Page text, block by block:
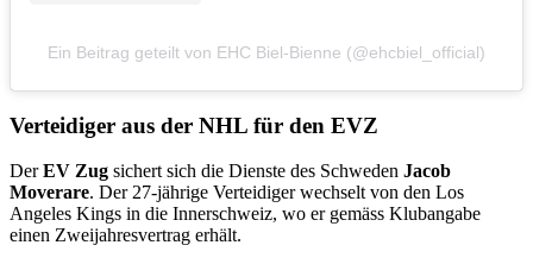
Ein Beitrag geteilt von EHC Biel-Bienne (@ehcbiel_official)
Verteidiger aus der NHL für den EVZ
DerEV Zug sichert sich die Dienste des Schweden Jacob
Moverare. Der 27-jährige Verteidiger wechselt von den Los
Angeles Kings in die Innerschweiz, wo er gemäss Klubangabe
einen Zweijahresvertrag erhält.